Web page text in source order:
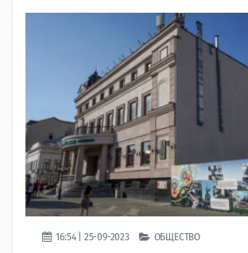
16:54 | 25-09-2023 ОБЩЕСТВО